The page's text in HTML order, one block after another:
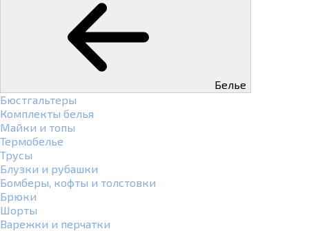
Белье
Бюстгальтеры
Комплекты белья
Майки и топы
Термобелье
Трусы
Блузки и рубашки
Бомберы, кофты и толстовки
Брюки
Шорты
Варежки и перчатки